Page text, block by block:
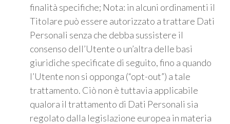
finalità specifiche; Nota: in alcuni ordinamenti il
Titolare può essere autorizzato a trattare Dati
Personali senza che debba sussistere il
consenso dell’Utente o un’altra delle basi
giuridiche specificate di seguito, fino a quando
l’Utente non si opponga (“opt-out”) a tale
trattamento. Ciò non è tuttavia applicabile
qualora il trattamento di Dati Personali sia
regolato dalla legislazione europea in materia